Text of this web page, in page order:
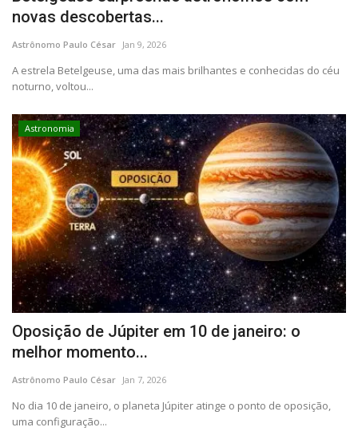
novas descobertas...
Astrônomo Paulo César Jan 9, 2026
A estrela Betelgeuse, uma das mais brilhantes e conhecidas do céu
noturno, voltou...
Astronomia
Oposição de Júpiter em 10 de janeiro: o
melhor momento...
Astrônomo Paulo César Jan 7, 2026
No dia 10 de janeiro, o planeta Júpiter atinge o ponto de oposição,
uma configuração...